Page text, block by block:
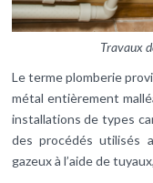
Travaux
Le terme plomberie
métal entièrement
installations de types
des procédés utilisés
gazeux à l’aide de